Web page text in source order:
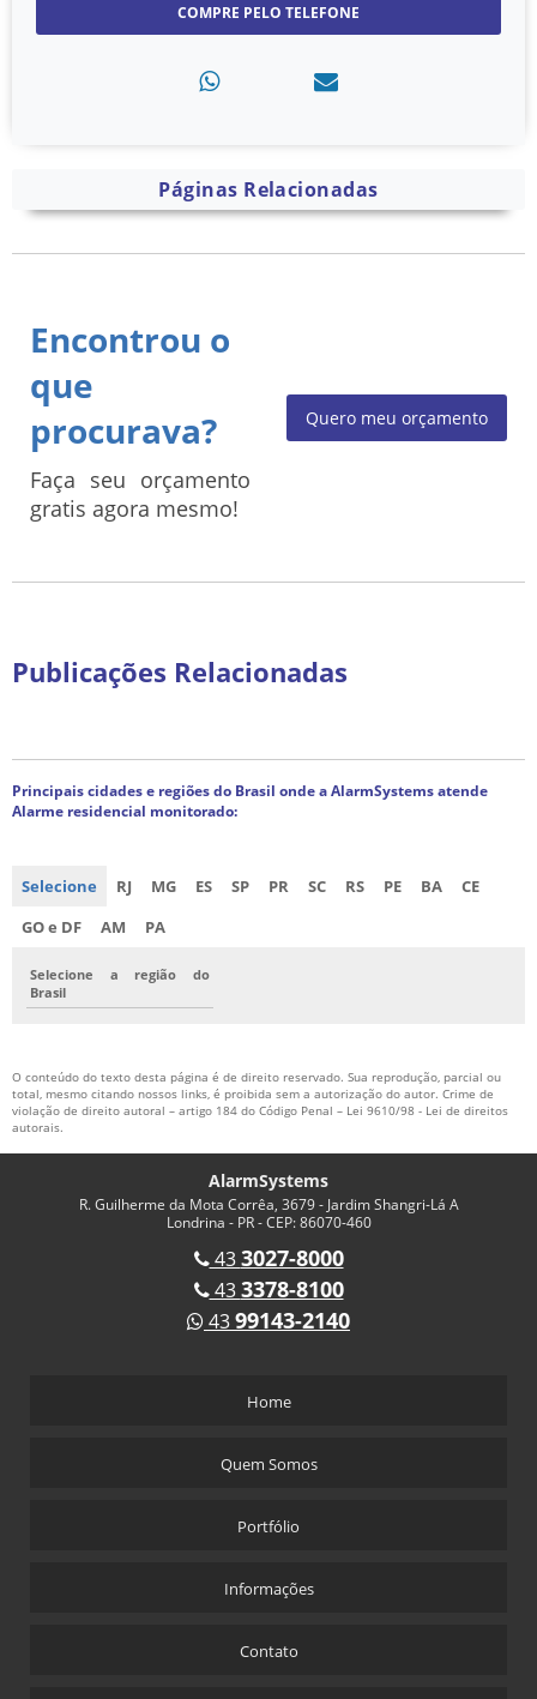
COMPRE PELO TELEFONE
Páginas Relacionadas
Encontrou o
que
procurava?
Faça seu orçamento
gratis agora mesmo!
Quero meu orçamento
Publicações Relacionadas
Principais cidades e regiões do Brasil onde a AlarmSystems atende
Alarme residencial monitorado:
Selecione RJ MG ES SP PR SC RS PE BA
CE
GO e DF
AM PA
Selecione a região do
Brasil
O conteúdo do texto desta página é de direito reservado. Sua reprodução, parcial ou
total, mesmo citando nossos links, é proibida sem a autorização do autor. Crime de
violação de direito autoral – artigo 184 do Código Penal – Lei 9610/98 - Lei de direitos
autorais.
AlarmSystems
R. Guilherme da Mota Corrêa, 3679 - Jardim Shangri-Lá A
Londrina - PR - CEP: 86070-460
433027-8000
433378-8100
4399143-2140
Home
Quem Somos
Portfólio
Informações
Contato